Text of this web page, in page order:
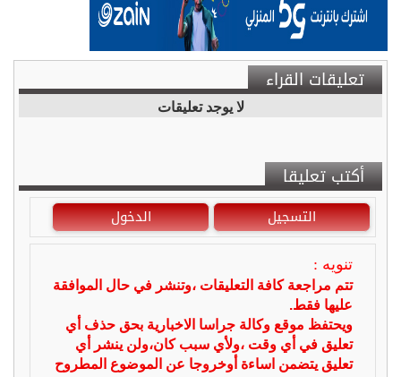
تعليقات القراء
لا يوجد تعليقات
أكتب تعليقا
التسجيل الدخول
تنويه :
تتم مراجعة كافة التعليقات ،وتنشر في حال الموافقة
عليها فقط.
ويحتفظ موقع وكالة جراسا الاخبارية بحق حذف أي
تعليق في أي وقت ،ولأي سبب كان،ولن ينشر أي
تعليق يتضمن اساءة أوخروجا عن الموضوع المطروح